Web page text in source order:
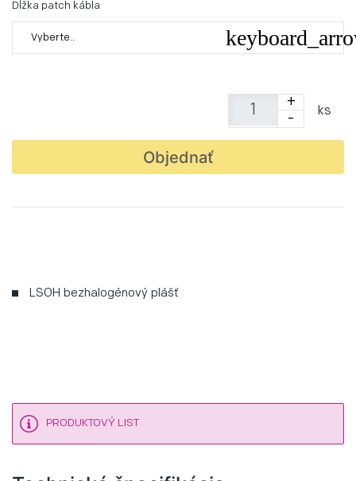
Dĺžka patch kábla
Vyberte..
+
-
ks
Objednať
LSOH bezhalogénový plášť
PRODUKTOVÝ LIST